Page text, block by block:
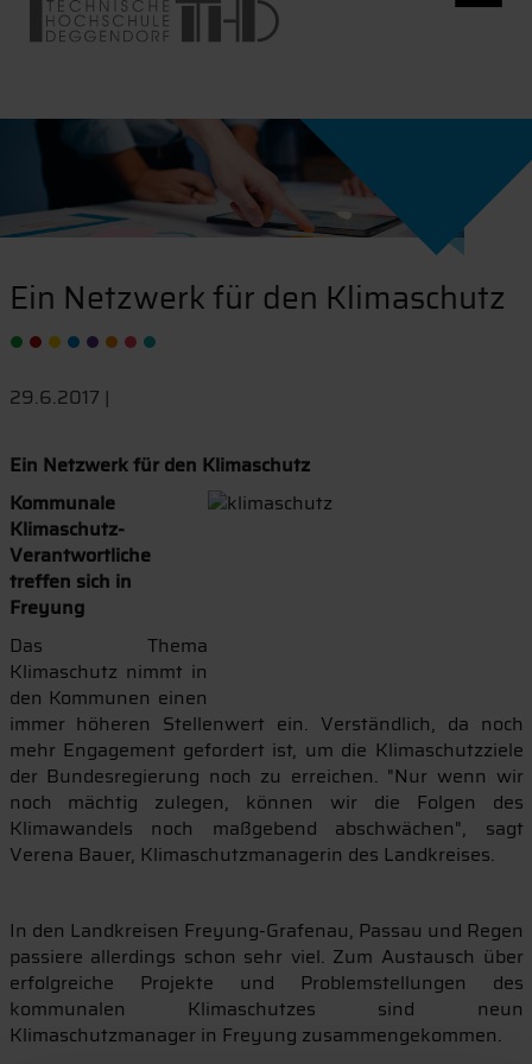
Ein Netzwerk für den Klimaschutz
29.6.2017 |
Ein Netzwerk für den Klimaschutz
Kommunale
Klimaschutz-
Verantwortliche
treffen sich in
Freyung
Das Thema
Klimaschutz nimmt in
den Kommunen einen
immer höheren Stellenwert ein. Verständlich, da noch
mehr Engagement gefordert ist, um die Klimaschutzziele
der Bundesregierung noch zu erreichen. "Nur wenn wir
noch mächtig zulegen, können wir die Folgen des
Klimawandels noch maßgebend abschwächen", sagt
Verena Bauer, Klimaschutzmanagerin des Landkreises.
In den Landkreisen Freyung-Grafenau, Passau und Regen
passiere allerdings schon sehr viel. Zum Austausch über
erfolgreiche Projekte und Problemstellungen des
kommunalen Klimaschutzes sind neun
Klimaschutzmanager in Freyung zusammengekommen.